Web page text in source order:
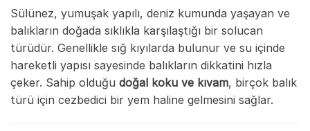
Sülünez, yumuşak yapılı, deniz kumunda yaşayan ve
balıkların doğada sıklıkla karşılaştığı bir solucan
türüdür. Genellikle sığ kıyılarda bulunur ve su içinde
hareketli yapısı sayesinde balıkların dikkatini hızla
çeker. Sahip olduğu doğal koku ve kıvam, birçok balık
türü için cezbedici bir yem haline gelmesini sağlar.